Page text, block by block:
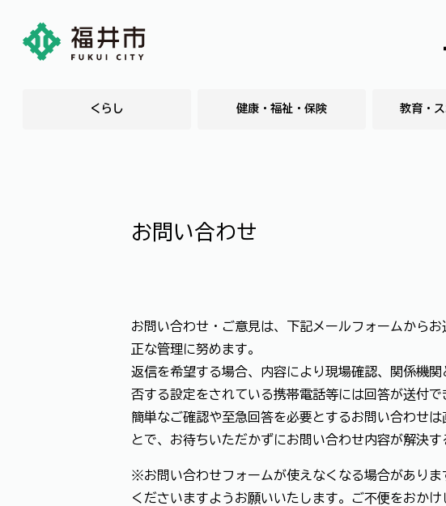
くらし 健康・福祉・保険 教育・
お問い合わせ
お問い合わせ・ご意見は、下記メールフォームから
正な管理に努めます。
返信を希望する場合、内容により現場確認、関係機
否する設定をされている携帯電話等には回答が送付で
簡単なご確認や至急回答を必要とするお問い合わせ
とで、お待ちいただかずにお問い合わせ内容が解決す
※お問い合わせフォームが使えなくなる場合があり
くださいますようお願いいたします。ご不便をおか